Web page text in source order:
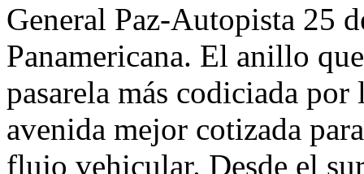
General Paz-Autopista 25
Panamericana. El anillo
pasarela más codiciada por
avenida mejor cotizada
flujo vehicular. Desde el